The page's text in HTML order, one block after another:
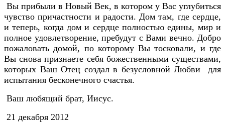
Вы прибыли в Новый Век, в котором у Вас углубиться
чувство причастности и радости. Дом там, где сердце,
и теперь, когда дом и сердце полностью едины, мир и
полное удовлетворение, пребудут с Вами вечно. Добро
пожаловать домой, по которому Вы тосковали, и где
Вы снова признаете себя божественными существами,
которых Ваш Отец создал в безусловной Любви для
испытания бесконечного счастья.
Ваш любящий брат, Иисус.
21 декабря 2012